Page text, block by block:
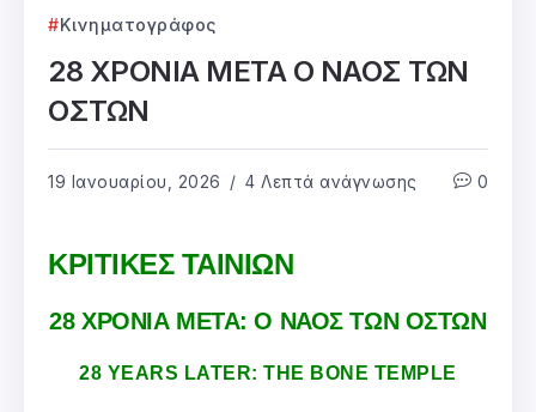
Κινηματογράφος
28 ΧΡΟΝΙΑ ΜΕΤΑ Ο ΝΑΟΣ ΤΩΝ
ΟΣΤΩΝ
19 Ιανουαρίου, 2026 4 Λεπτά ανάγνωσης 0
ΚΡΙΤΙΚΕΣ ΤΑΙΝΙΩΝ
28 ΧΡΟΝΙΑ ΜΕΤΑ: Ο ΝΑΟΣ ΤΩΝ ΟΣΤΩΝ
28 YEARS LATER: THE BONE TEMPLE